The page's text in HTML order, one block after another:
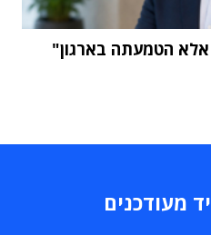
מעודכנים